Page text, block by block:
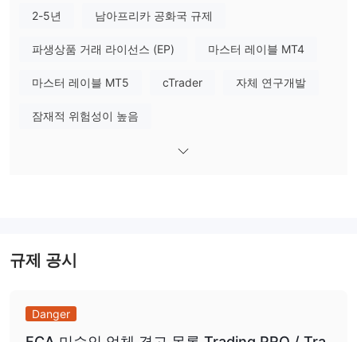
번호로 등록되어 있습니다. 그러나 '오프쇼어 규제
Trading Pro은(는) 외환, 지수, 암호화폐, 귀금속 및 석유, 그리
다. PAMM은 PAMM 매니저가 투자자를 대신하여 여러 투자 계정을
Trading Pro 수수료
스프레드는0.0 픽셀부터이며, 스왑은무료입니다. 스프레드가
2-5년 남아프리카 공화국 규제
파생상품 거래 라이선스 (EP) 마스터 레이블 MT4
마스터 레이블 MT5 cTrader 자체 연구개발
잠재적 위험성이 높음
규제 공시
Danger